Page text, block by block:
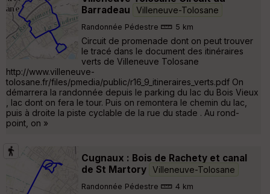
Barradeau
Villeneuve-Tolosane
Randonnée Pédestre 5 km
Circuit de promenade dont on peut trouver
le tracé dans le document des itinéraires
verts de Villeneuve Tolosane
http://www.villeneuve-
tolosane.fr/files/pmedia/public/r16_9_itineraires_verts.pdf On
démarrera la randonnée depuis le parking du lac du Bois Vieux
, lac dont on fera le tour. Puis on remontera le chemin du lac,
puis à droite la piste cyclable de la rue du stade . Au rond-
point, on »
Cugnaux : Bois de Rachety et canal
de St Martory Villeneuve-Tolosane
Randonnée Pédestre 4 km